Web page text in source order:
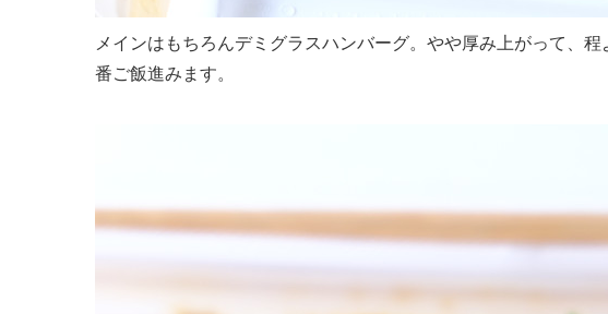
メインはもちろんデミグラスハンバーグ。やや厚み上がって、
番ご飯進みます。